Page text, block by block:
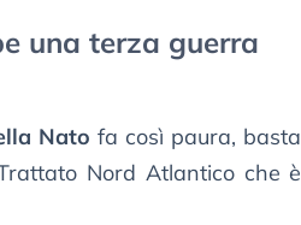
una terza guerra
Nato fa così paura, basta
Nord Atlantico che è